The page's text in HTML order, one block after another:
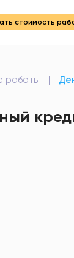
стоимость
работы |